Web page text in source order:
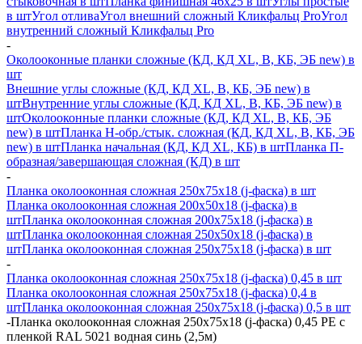
в штУгол отливаУгол внешний сложный Кликфальц ProУгол
внутренний сложный Кликфальц Pro
-
Околооконные планки сложные (КД, КД XL, В, КБ, ЭБ new) в
шт
Внешние углы сложные (КД, КД XL, В, КБ, ЭБ new) в
штВнутренние углы сложные (КД, КД XL, В, КБ, ЭБ new) в
штОколооконные планки сложные (КД, КД XL, В, КБ, ЭБ
new) в штПланка H-обр./стык. сложная (КД, КД XL, В, КБ, ЭБ
new) в штПланка начальная (КД, КД XL, КБ) в штПланка П-
образная/завершающая сложная (КД) в шт
-
Планка околооконная сложная 250х75х18 (j-фаска) в шт
Планка околооконная сложная 200х50х18 (j-фаска) в
штПланка околооконная сложная 200х75х18 (j-фаска) в
штПланка околооконная сложная 250х50х18 (j-фаска) в
штПланка околооконная сложная 250х75х18 (j-фаска) в шт
-
Планка околооконная сложная 250х75х18 (j-фаска) 0,45 в шт
Планка околооконная сложная 250х75х18 (j-фаска) 0,4 в
штПланка околооконная сложная 250х75х18 (j-фаска) 0,5 в шт
-Планка околооконная сложная 250х75х18 (j-фаска) 0,45 PE с
пленкой RAL 5021 водная синь (2,5м)